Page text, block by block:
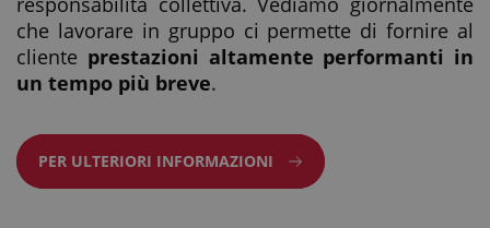
che lavorare in gruppo ci permette di fornire al
cliente prestazioni altamente performanti in
un tempo più breve.
PER ULTERIORI INFORMAZIONI